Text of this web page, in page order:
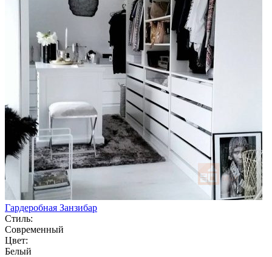
Гардеробная Занзибар
Стиль:
Современный
Цвет:
Белый